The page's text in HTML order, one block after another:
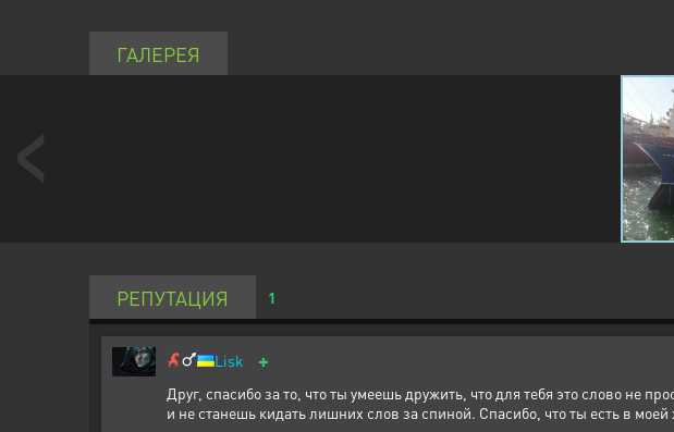
ГАЛЕРЕЯ
РЕПУТАЦИЯ 1
Lisk +
Друг, спасибо за то, что ты умеешь дружить, что для тебя это слово не
и не станешь кидать лишних слов за спиной. Спасибо, что ты есть в